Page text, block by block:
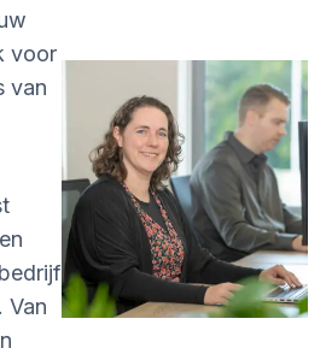
voor
van
Van